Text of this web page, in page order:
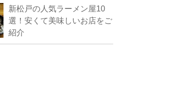
新松戸の人気ラーメン屋10
選！安くて美味しいお店をご
紹介